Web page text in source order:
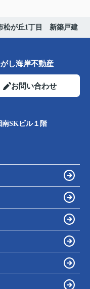
松が丘1丁目 新築戸建
し海岸不動産
お問い合わせ
南SKビル１階